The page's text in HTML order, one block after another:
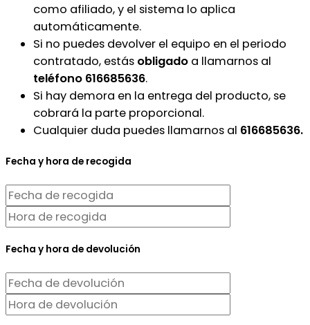
como afiliado, y el sistema lo aplica
automáticamente.
Si no puedes devolver el equipo en el periodo
contratado, estás obligado a llamarnos al
teléfono 616685636.
Si hay demora en la entrega del producto, se
cobrará la parte proporcional.
Cualquier duda puedes llamarnos al 616685636.
Fecha y hora de recogida
Fecha y hora de devolución